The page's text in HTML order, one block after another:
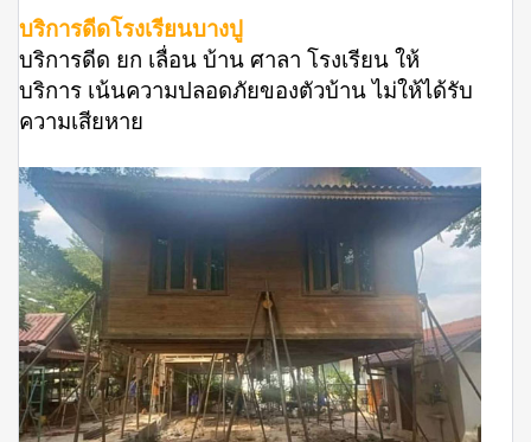
บริการดีดโรงเรียนบางปู
บริการดีด ยก เลื่อน บ้าน ศาลา โรงเรียน ให้
บริการ เน้นความปลอดภัยของตัวบ้าน ไม่ให้ได้รับ
ความเสียหาย